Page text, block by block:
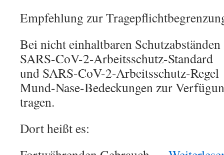
Empfehlung zur
Bei nicht einhaltbaren
SARS-CoV-2-Arbeitsschutz-Standard
und SARS-CoV-2-Arbeitsschutz-Regel
Mund-Nase-Bedeckungen zur
tragen.
Dort heißt es: